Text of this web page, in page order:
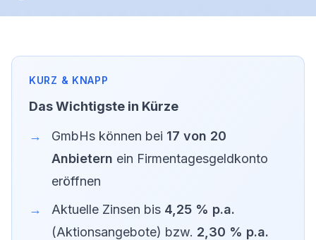
Das Wichtigste in Kürze
GmbHs können bei 17 von 20
Anbietern ein Firmentagesgeldkonto
eröffnen
Aktuelle Zinsen bis 4,25 % p.a.
(Aktionsangebote) bzw. 2,30 % p.a.